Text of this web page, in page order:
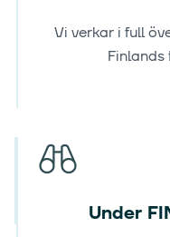
Vi verkar i full
Under